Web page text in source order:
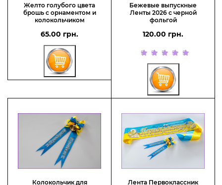
Желто голубого цвета
брошь с орнаментом и
колокольчиком
65.00 грн.
Бежевые выпускные
Ленты 2026 с черной
фольгой
120.00 грн.
Колокольчик для
Лента Первоклассник